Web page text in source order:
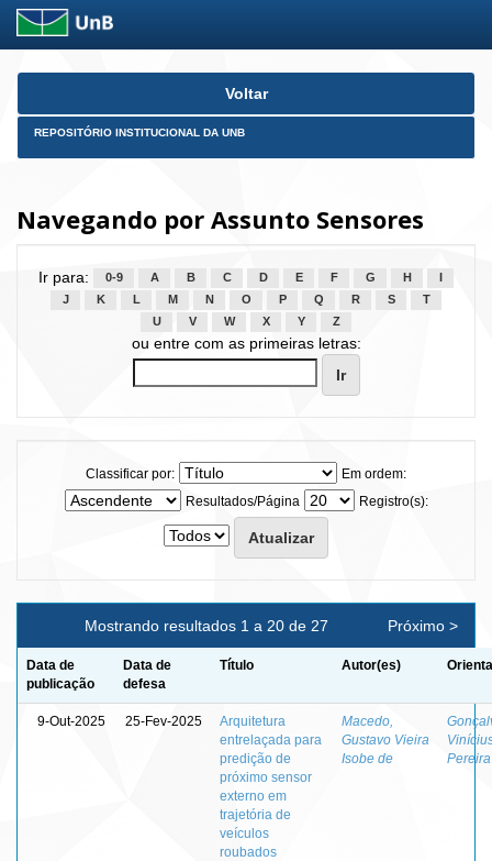
Skip
Voltar
REPOSITÓRIO INSTITUCIONAL DA UNB
Navegando por Assunto Sensores
Ir para: 0-9 A B C D E F G H
J
K L M N O P Q R S
T
U
V W X Y Z
ou entre com as primeiras letras:
Classificar por:
Em ordem:
Resultados/Página
Registro(s):
Mostrando resultados 1 a 20 de 27 Próximo >
Data de
publicação
Data de
defesa
Título Autor(es)
9-Out-2025 25-Fev-2025
Arquitetura
entrelaçada para
predição de
próximo sensor
externo em
trajetória de
veículos
roubados
Macedo,
Gustavo Vieira
Isobe de
Pereira